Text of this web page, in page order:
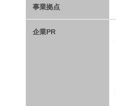
事業拠点
企業PR